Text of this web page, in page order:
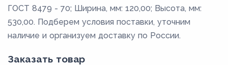
ГОСТ 8479 - 70; Ширина, мм: 120,00; Высота, мм:
530,00. Подберем условия поставки, уточним
наличие и организуем доставку по России.
Заказать товар